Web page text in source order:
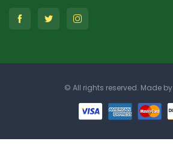
© All rights reserved. Made by